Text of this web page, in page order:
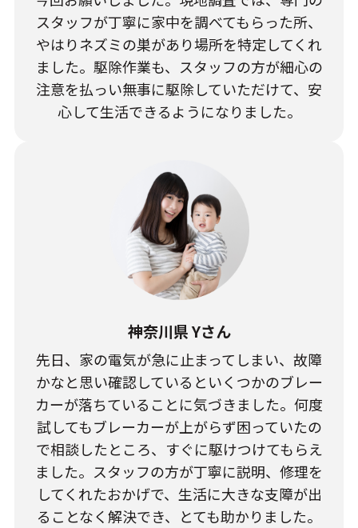
スタッフが丁寧に家中を調べてもらった所、
やはりネズミの巣があり場所を特定してくれ
ました。駆除作業も、スタッフの方が細心の
注意を払っい無事に駆除していただけて、安
心して生活できるようになりました。
神奈川県 Yさん
先日、家の電気が急に止まってしまい、故障
かなと思い確認しているといくつかのブレー
カーが落ちていることに気づきました。何度
試してもブレーカーが上がらず困っていたの
で相談したところ、すぐに駆けつけてもらえ
ました。スタッフの方が丁寧に説明、修理を
してくれたおかげで、生活に大きな支障が出
ることなく解決でき、とても助かりました。